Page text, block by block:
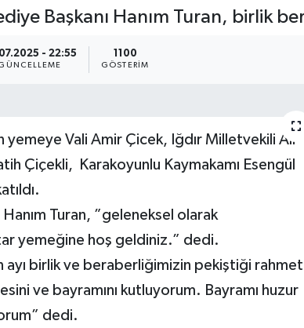
Başkanı Hanım Turan, birlik
- 22:55 1100
GÖSTERIM
Vali Amir Çicek, Iğdır Milletvekili Ali
Çiçekli, Karakoyunlu Kaymakamı Esengül
Turan, ”geleneksel olarak
yemeğine hoş geldiniz.” dedi.
birlik ve beraberliğimizin pekiştiği rahmet
ve bayramını kutluyorum. Bayramı huzur
dedi.